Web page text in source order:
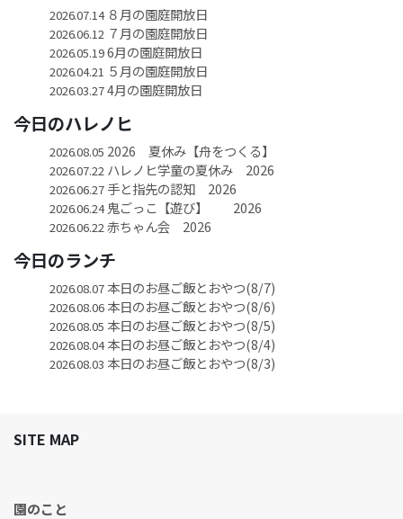
2026.07.14８月の園庭開放日
2026.06.12 ７月の園庭開放日
2026.05.196月の園庭開放日
2026.04.21 ５月の園庭開放日
2026.03.274月の園庭開放日
今日のハレノヒ
2026.08.05 2026 夏休み【舟をつくる】
2026.07.22 ハレノヒ学童の夏休み 2026
2026.06.27手と指先の認知 2026
2026.06.24鬼ごっこ【遊び】 2026
2026.06.22赤ちゃん会 2026
今日のランチ
2026.08.07本日のお昼ご飯とおやつ(8/7)
2026.08.06本日のお昼ご飯とおやつ(8/6)
2026.08.05 本日のお昼ご飯とおやつ(8/5)
2026.08.04本日のお昼ご飯とおやつ(8/4)
2026.08.03 本日のお昼ご飯とおやつ(8/3)
SITE MAP
園のこと